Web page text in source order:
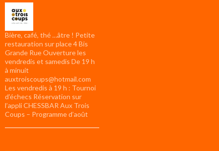
Bière, café, thé …âtre ! Petite
restauration sur place 4 Bis
Grande Rue Ouverture les
vendredis et samedis De 19 h
à minuit
auxtroiscoups@hotmail.com
Les vendredis à 19 h : Tournoi
d’échecs Réservation sur
l’appli CHESSBAR Aux Trois
Coups – Programme d’août